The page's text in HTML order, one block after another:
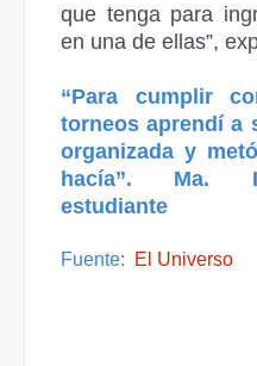
que tenga para
en una de ellas”,
“Para cumplir
torneos aprendí a
organizada y
hacía”. Ma.
estudiante
Fuente: El Universo